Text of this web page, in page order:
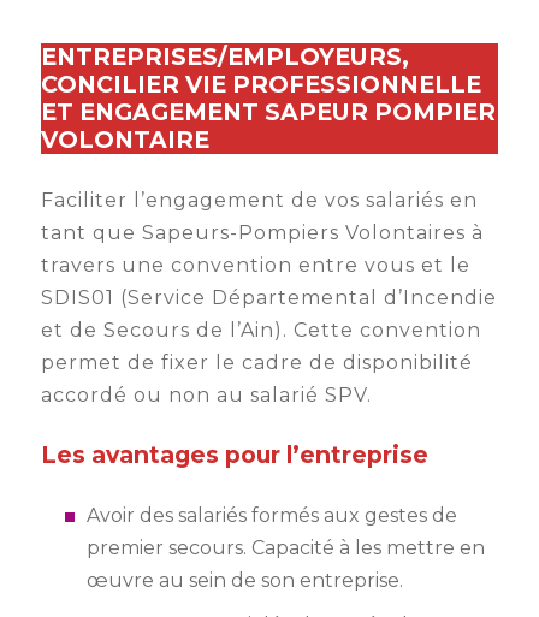
ENTREPRISES/EMPLOYEURS,
CONCILIER VIE PROFESSIONNELLE
ET ENGAGEMENT SAPEUR POMPIER
VOLONTAIRE
Faciliter l’engagement de vos salariés en
tant que Sapeurs-Pompiers Volontaires à
travers une convention entre vous et le
SDIS01 (Service Départemental d’Incendie
et de Secours de l’Ain). Cette convention
permet de fixer le cadre de disponibilité
accordé ou non au salarié SPV.
Les avantages pour l’entreprise
Avoir des salariés formés aux gestes de
premier secours. Capacité à les mettre en
œuvre au sein de son entreprise.